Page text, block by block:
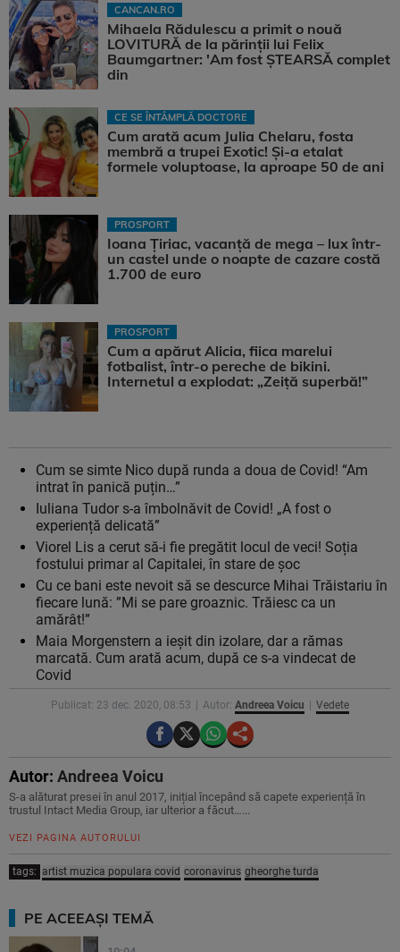
CANCAN.RO
Mihaela Rădulescu a primit o nouă
LOVITURĂ de la părinții lui Felix
Baumgartner: 'Am fost ȘTEARSĂ complet
din
CE SE ÎNTÂMPLĂ DOCTORE
Cum arată acum Julia Chelaru, fosta
membră a trupei Exotic! Și-a etalat
formele voluptoase, la aproape 50 de ani
PROSPORT
Ioana Țiriac, vacanță de mega – lux într-
un castel unde o noapte de cazare costă
1.700 de euro
PROSPORT
Cum a apărut Alicia, fiica marelui
fotbalist, într-o pereche de bikini.
Internetul a explodat: „Zeiță superbă!”
Cum se simte Nico după runda a doua de Covid! “Am
intrat în panică puțin…”
Iuliana Tudor s-a îmbolnăvit de Covid! „A fost o
experiență delicată”
Viorel Lis a cerut să-i fie pregătit locul de veci! Soția
fostului primar al Capitalei, în stare de șoc
Cu ce bani este nevoit să se descurce Mihai Trăistariu în
fiecare lună: ”Mi se pare groaznic. Trăiesc ca un
amărât!”
Maia Morgenstern a ieșit din izolare, dar a rămas
marcată. Cum arată acum, după ce s-a vindecat de
Covid
Publicat: 23 dec. 2020, 08:53 Autor: Andreea Voicu Vedete
Autor: Andreea Voicu
S-a alăturat presei în anul 2017, inițial începând să capete experiență în
trustul Intact Media Group, iar ulterior a făcut…...
VEZI PAGINA AUTORULUI
tags: artist muzica populara covid coronavirus gheorghe turda
PE ACEEAȘI TEMĂ